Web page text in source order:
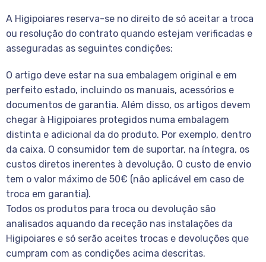
A Higipoiares reserva-se no direito de só aceitar a troca
ou resolução do contrato quando estejam verificadas e
asseguradas as seguintes condições:
O artigo deve estar na sua embalagem original e em
perfeito estado, incluindo os manuais, acessórios e
documentos de garantia. Além disso, os artigos devem
chegar à Higipoiares protegidos numa embalagem
distinta e adicional da do produto. Por exemplo, dentro
da caixa. O consumidor tem de suportar, na íntegra, os
custos diretos inerentes à devolução. O custo de envio
tem o valor máximo de 50€ (não aplicável em caso de
troca em garantia).
Todos os produtos para troca ou devolução são
analisados aquando da receção nas instalações da
Higipoiares e só serão aceites trocas e devoluções que
cumpram com as condições acima descritas.